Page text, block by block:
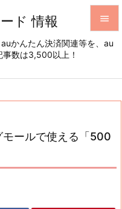
ド 情報
かんたん決済関連等を、au
数は3,500以上！





ールで使える「500